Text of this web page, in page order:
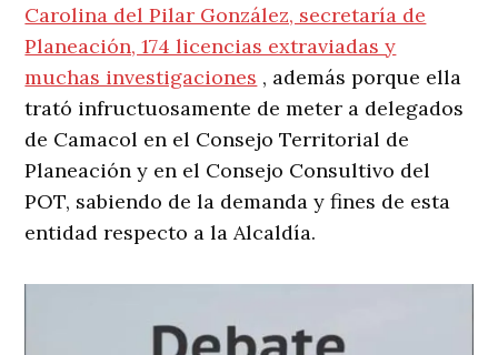
Carolina del Pilar González, secretaría de
Planeación, 174 licencias extraviadas y
muchas investigaciones , además porque ella
trató infructuosamente de meter a delegados
de Camacol en el Consejo Territorial de
Planeación y en el Consejo Consultivo del
POT, sabiendo de la demanda y fines de esta
entidad respecto a la Alcaldía.